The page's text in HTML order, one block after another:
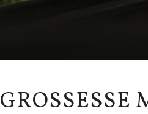
GROSSESSE